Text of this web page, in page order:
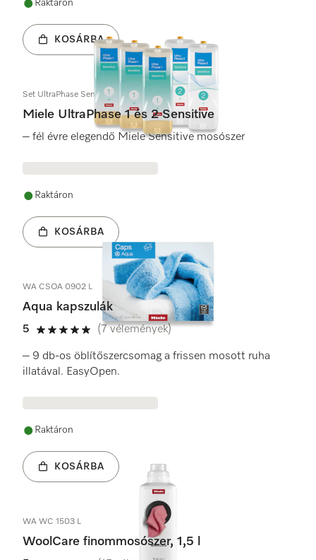
Raktáron
KOSÁRBA
Set UltraPhase Sensitive
Miele UltraPhase 1 és 2 Sensitive
– fél évre elegendő Miele Sensitive mosószer
Raktáron
KOSÁRBA
WA CSOA 0902 L
Aqua kapszulák
5
5 / 5
(7 vélemények)
– 9 db-os öblítőszercsomag a frissen mosott ruha
illatával. EasyOpen.
Raktáron
KOSÁRBA
WA WC 1503 L
WoolCare finommosószer, 1,5 l